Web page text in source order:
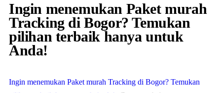
Ingin menemukan Paket murah
Tracking di Bogor? Temukan
pilihan terbaik hanya untuk
Anda!
Ingin menemukan Paket murah Tracking di Bogor? Temukan